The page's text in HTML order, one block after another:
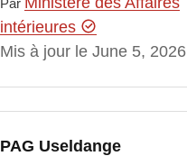
intérieures
Mis à jour le June 5, 2026
PAG Useldange